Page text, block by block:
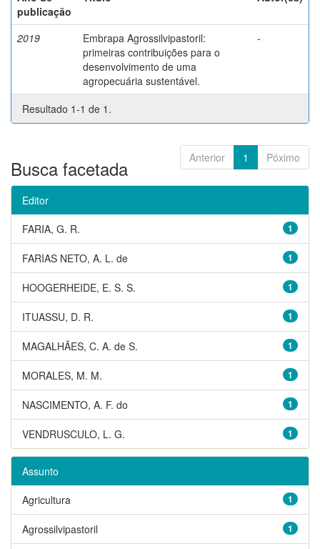
publicação
2019
Embrapa Agrossilvipastoril:
primeiras contribuições para o
desenvolvimento de uma
agropecuária sustentável.
-
Resultado 1-1 de 1.
Anterior 1 Póximo
Busca facetada
Editor
1
FARIA, G. R.
1
FARIAS NETO, A. L. de
1
HOOGERHEIDE, E. S. S.
1
ITUASSU, D. R.
1
MAGALHÃES, C. A. de S.
1
MORALES, M. M.
1
NASCIMENTO, A. F. do
1
VENDRUSCULO, L. G.
Assunto
1
Agricultura
1
Agrossilvipastoril